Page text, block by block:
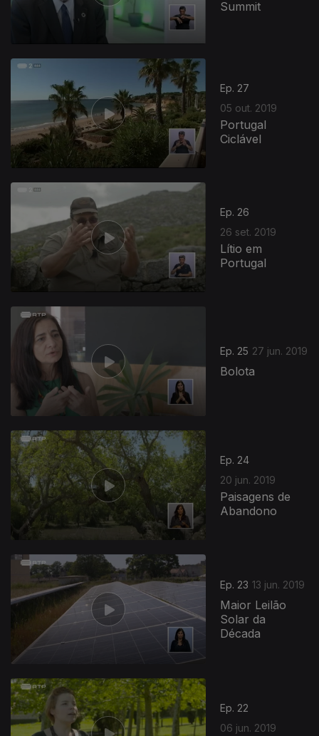
Summit
Ep. 27
05 out. 2019
Portugal
Ciclável
Ep. 26
26 set. 2019
Lítio em
Portugal
Ep. 25 27 jun. 2019
Bolota
Ep. 24
20 jun. 2019
Paisagens de
Abandono
Ep. 23 13 jun. 2019
Maior Leilão
Solar da
Década
Ep. 22
06 jun. 2019